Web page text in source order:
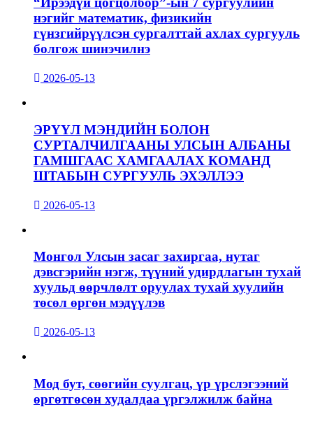
нэгийг математик, физикийн
гүнзгийрүүлсэн сургалттай ахлах сургууль
болгож шинэчилнэ
2026-05-13
ЭРҮҮЛ МЭНДИЙН БОЛОН
СУРТАЛЧИЛГААНЫ УЛСЫН АЛБАНЫ
ГАМШГААС ХАМГААЛАХ КОМАНД
ШТАБЫН СУРГУУЛЬ ЭХЭЛЛЭЭ
2026-05-13
Монгол Улсын засаг захиргаа, нутаг
дэвсгэрийн нэгж, түүний удирдлагын тухай
хуульд өөрчлөлт оруулах тухай хуулийн
төсөл өргөн мэдүүлэв
2026-05-13
Мод бут, сөөгийн суулгац, үр үрслэгээний
өргөтгөсөн худалдаа үргэлжилж байна